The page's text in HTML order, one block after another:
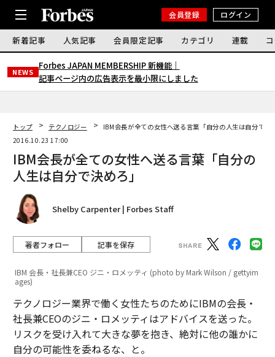
会員登録 ログイン
新着記事 人気記事 会員限定記事 カテゴリ 連載
NEWS
Forbes JAPAN MEMBERSHIP 新機能｜
記事ページ内の広告表示を最小限にしました
トップ テクノロジー
IBM会長が全ての女性へ送る言葉「自分の人生は自分で決
2016.10.23 17:00
IBM会長が全ての女性へ送る言葉「自分の
人生は自分で決めろ」
Shelby Carpenter | Forbes Staff
著者フォロー 記事を保存
IBM 会長・社長兼CEO ジニ・ロメッティ (photo by Mark Wilson / gettyim
ages)
テクノロジー業界で働く女性たちのためにIBMの会長・
社長兼CEOのジニ・ロメッティはアドバイスを送った。
リスクを受け入れて大きな夢を抱き、絶対に他の誰かに
自分の可能性を委ねるな、と。